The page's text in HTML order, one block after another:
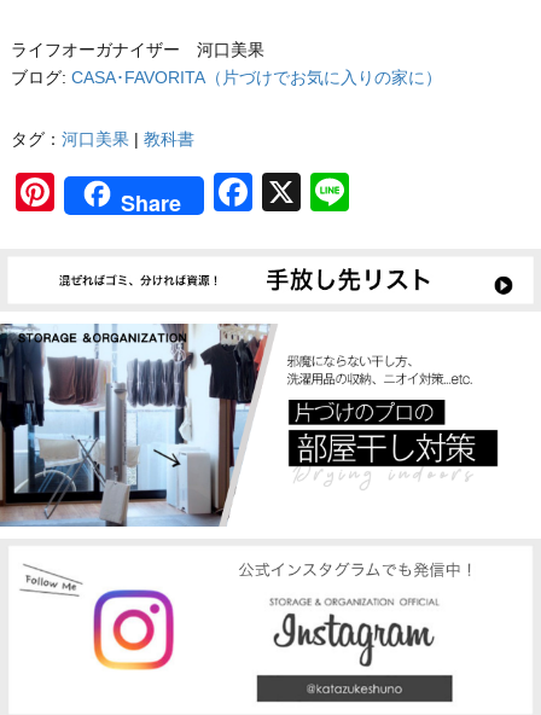
ライフオーガナイザー 河口美果
ブログ: CASA･FAVORITA（片づけでお気に入りの家に）
タグ： 河口美果| 教科書
Pinterest
Share Facebook
X